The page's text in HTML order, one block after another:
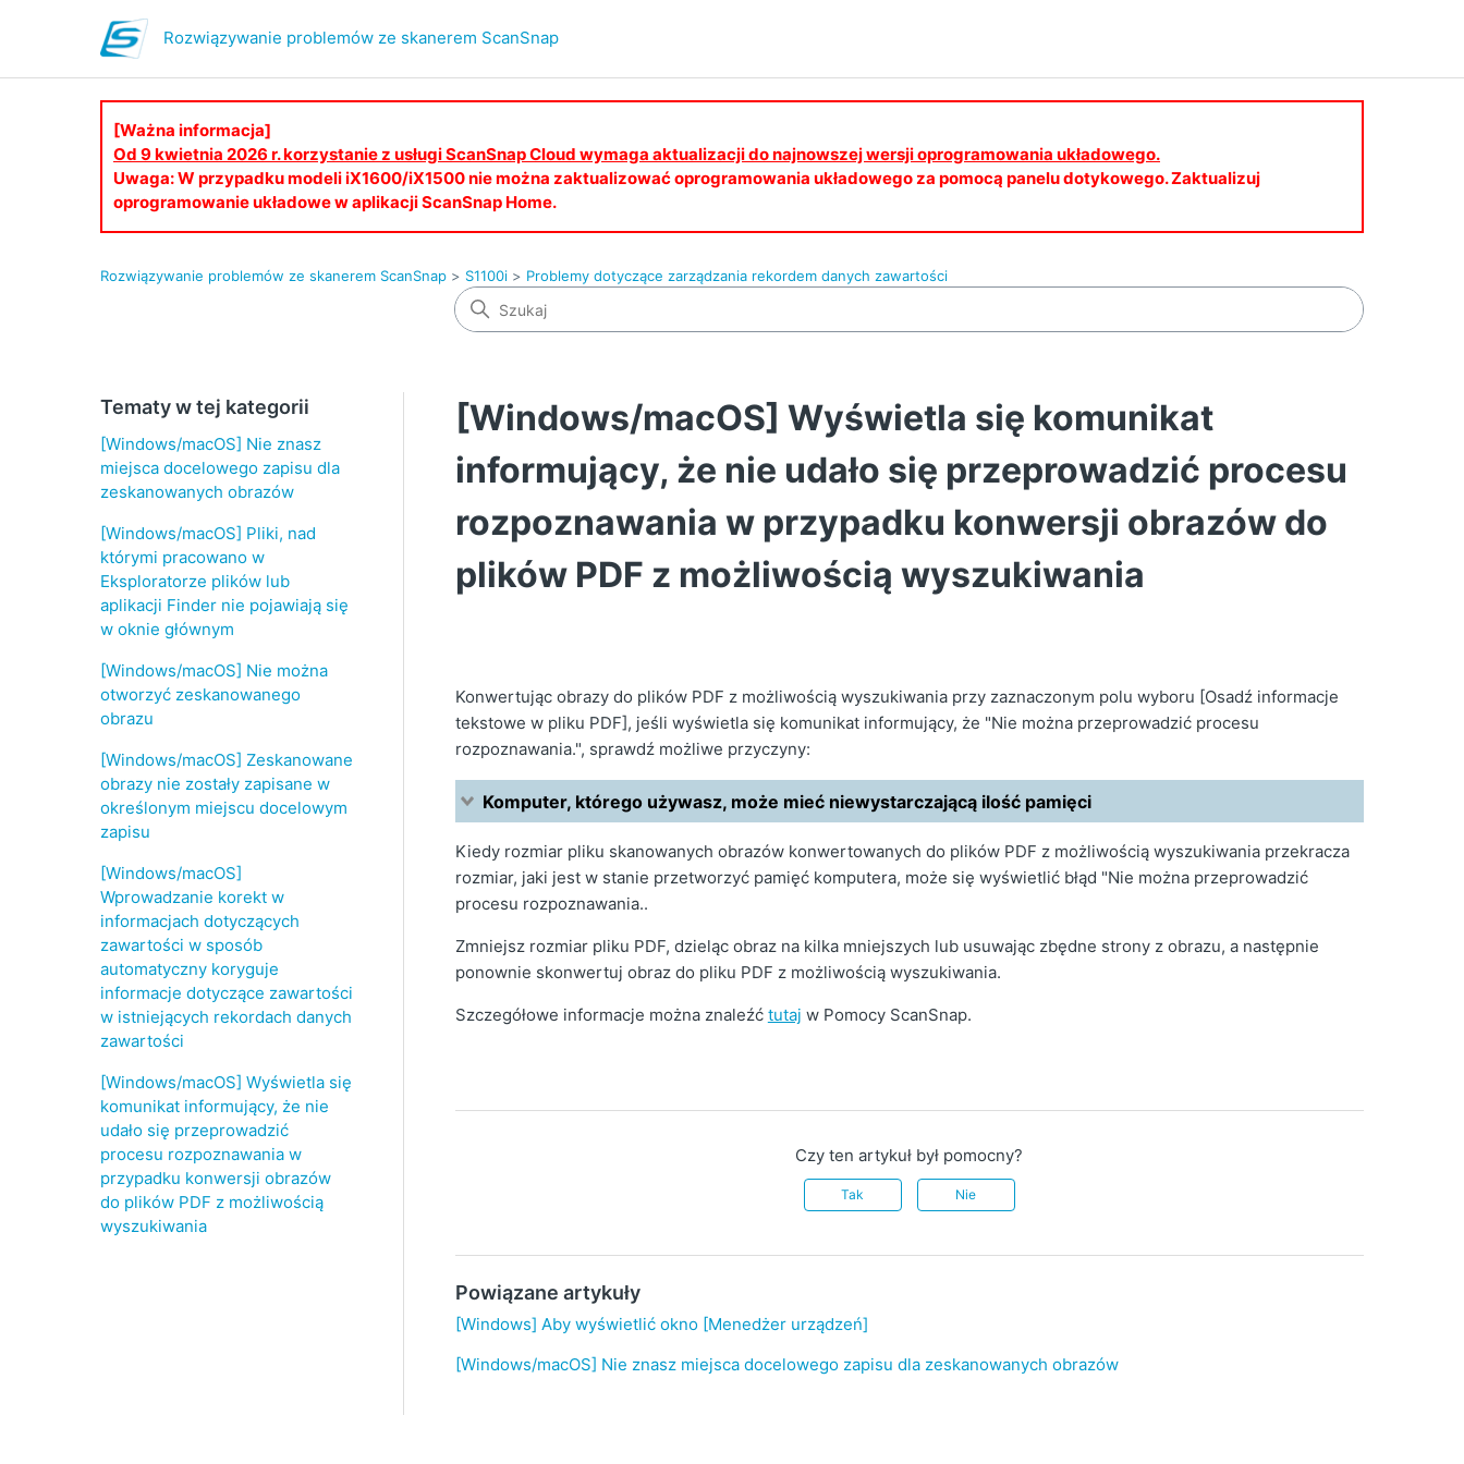
Rozwiązywanie problemów ze skanerem ScanSnap
[Ważna informacja]
Od 9 kwietnia 2026 r. korzystanie z usługi ScanSnap Cloud wymaga aktualizacji do najnowszej wersji oprogramowania układowego.
Uwaga: W przypadku modeli iX1600/iX1500 nie można zaktualizować oprogramowania układowego za pomocą panelu dotykowego. Zaktualizuj
oprogramowanie układowe w aplikacji ScanSnap Home.
Rozwiązywanie problemów ze skanerem ScanSnap S1100i Problemy dotyczące zarządzania rekordem danych zawartości
Tematy w tej kategorii
[Windows/macOS] Nie znasz
miejsca docelowego zapisu dla
zeskanowanych obrazów
[Windows/macOS] Pliki, nad
którymi pracowano w
Eksploratorze plików lub
aplikacji Finder nie pojawiają się
w oknie głównym
[Windows/macOS] Nie można
otworzyć zeskanowanego
obrazu
[Windows/macOS] Zeskanowane
obrazy nie zostały zapisane w
określonym miejscu docelowym
zapisu
[Windows/macOS]
Wprowadzanie korekt w
informacjach dotyczących
zawartości w sposób
automatyczny koryguje
informacje dotyczące zawartości
w istniejących rekordach danych
zawartości
[Windows/macOS] Wyświetla się
komunikat informujący, że nie
udało się przeprowadzić
procesu rozpoznawania w
przypadku konwersji obrazów
do plików PDF z możliwością
wyszukiwania
[Windows/macOS] Wyświetla się komunikat
informujący, że nie udało się przeprowadzić procesu
rozpoznawania w przypadku konwersji obrazów do
plików PDF z możliwością wyszukiwania
Konwertując obrazy do plików PDF z możliwością wyszukiwania przy zaznaczonym polu wyboru [Osadź informacje
tekstowe w pliku PDF], jeśli wyświetla się komunikat informujący, że "Nie można przeprowadzić procesu
rozpoznawania.", sprawdź możliwe przyczyny:
Komputer, którego używasz, może mieć niewystarczającą ilość pamięci
Kiedy rozmiar pliku skanowanych obrazów konwertowanych do plików PDF z możliwością wyszukiwania przekracza
rozmiar, jaki jest w stanie przetworzyć pamięć komputera, może się wyświetlić błąd "Nie można przeprowadzić
procesu rozpoznawania..
Zmniejsz rozmiar pliku PDF, dzieląc obraz na kilka mniejszych lub usuwając zbędne strony z obrazu, a następnie
ponownie skonwertuj obraz do pliku PDF z możliwością wyszukiwania.
Szczegółowe informacje można znaleźć tutaj w Pomocy ScanSnap.
Czy ten artykuł był pomocny?
Tak Nie
Powiązane artykuły
[Windows] Aby wyświetlić okno [Menedżer urządzeń]
[Windows/macOS] Nie znasz miejsca docelowego zapisu dla zeskanowanych obrazów